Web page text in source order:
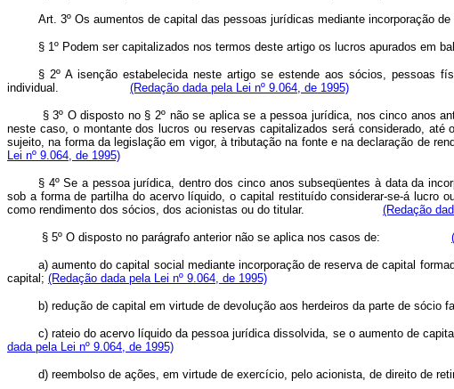
Art. 3º Os aumentos de capital das pessoas jurídicas mediante
§ 1º Podem ser capitalizados nos termos deste artigo os lucros
§ 2º A isenção estabelecida neste artigo se estende aos sócios, pessoas
individual. (Redação dada pela Lei nº 9.064, de 1995)
§ 3º O disposto no § 2º não se aplica se a pessoa jurídica, nos cinco anos
neste caso, o montante dos lucros ou reservas capitalizados será considerado,
sujeito, na forma da legislação em vigor, à tributação na fonte e na
Lei nº 9.064, de 1995)
§ 4º Se a pessoa jurídica, dentro dos cinco anos subseqüentes à data da
sob a forma de partilha do acervo líquido, o capital restituído considerar-se-á lucro
como rendimento dos sócios, dos acionistas ou do titular. (Redação
§ 5º O disposto no parágrafo anterior não se aplica nos casos de:
a) aumento do capital social mediante incorporação de reserva de capital
capital; (Redação dada pela Lei nº 9.064, de 1995)
b) redução de capital em virtude de devolução aos herdeiros da parte
c) rateio do acervo líquido da pessoa jurídica dissolvida, se o aumento de
dada pela Lei nº 9.064, de 1995)
d) reembolso de ações, em virtude de exercício, pelo acionista, de direito de